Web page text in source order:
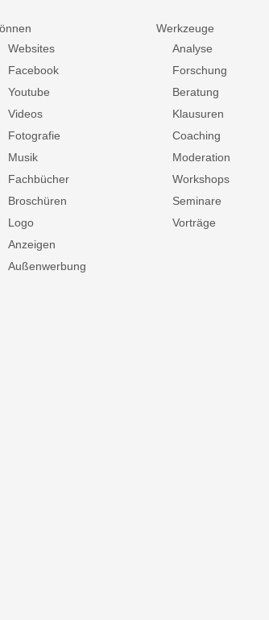
Websites
Facebook
Youtube
Videos
Fotografie
Musik
Fachbücher
Broschüren
Logo
Anzeigen
Außenwerbung
Werkzeuge
Analyse
Forschung
Beratung
Klausuren
Coaching
Moderation
Workshops
Seminare
Vorträge